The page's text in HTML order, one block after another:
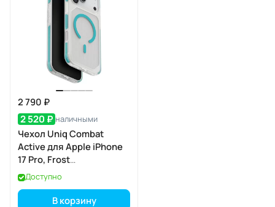
2 790 ₽
2 520 ₽ наличными
Чехол Uniq Combat
Active для Apple iPhone
17 Pro, Frost
Clear/Turquoise
(матовый прозрачный/
бирюзовый), MagSafe
Доступно
В корзину